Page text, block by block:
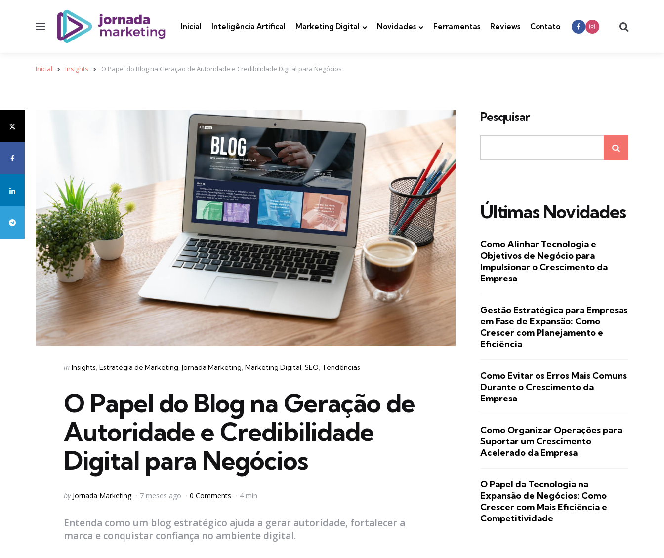
Inicial Inteligência Artifical Marketing Digital Novidades Ferramentas Reviews Contato
Inicial Insights O Papel do Blog na Geração de Autoridade e Credibilidade Digital para Negócios
Categories
Posted
in Insights Estratégia de Marketing Jornada Marketing Marketing Digital SEO Tendências
O Papel do Blog na Geração de
Autoridade e Credibilidade
Digital para Negócios
Posted
by Jornada Marketing 7 meses ago 0 Comments 4 min
Entenda como um blog estratégico ajuda a gerar autoridade, fortalecer a
marca e conquistar confiança no ambiente digital.
Pesquisar
Últimas Novidades
Como Alinhar Tecnologia e
Objetivos de Negócio para
Impulsionar o Crescimento da
Empresa
Gestão Estratégica para Empresas
em Fase de Expansão: Como
Crescer com Planejamento e
Eficiência
Como Evitar os Erros Mais Comuns
Durante o Crescimento da
Empresa
Como Organizar Operações para
Suportar um Crescimento
Acelerado da Empresa
O Papel da Tecnologia na
Expansão de Negócios: Como
Crescer com Mais Eficiência e
Competitividade